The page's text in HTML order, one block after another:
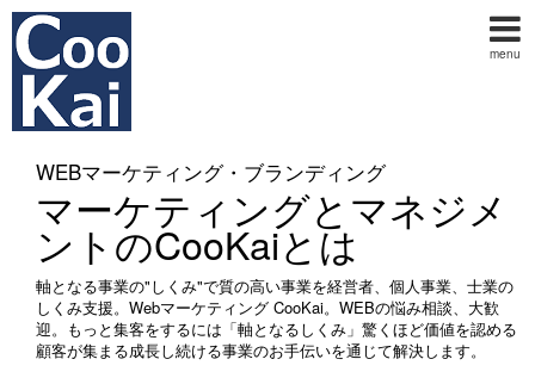
menu
WEBマーケティング・ブランディング
マーケティングとマネジメ
ントのCooKaiとは
軸となる事業の"しくみ"で質の高い事業を経営者、個人事業、士業の
しくみ支援。Webマーケティング CooKai。WEBの悩み相談、大歓
迎。もっと集客をするには「軸となるしくみ」驚くほど価値を認める
顧客が集まる成長し続ける事業のお手伝いを通じて解決します。